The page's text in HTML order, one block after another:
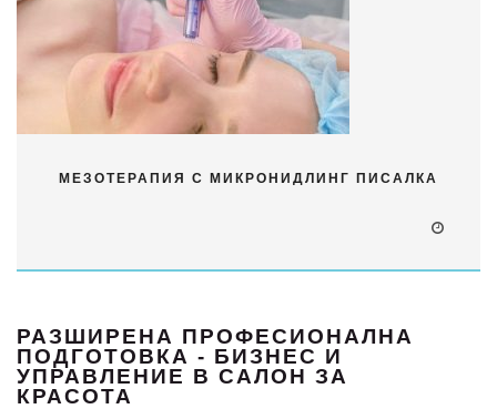
МЕЗОТЕРАПИЯ С МИКРОНИДЛИНГ ПИСАЛКА
РАЗШИРЕНА ПРОФЕСИОНАЛНА
ПОДГОТОВКА - БИЗНЕС И
УПРАВЛЕНИЕ В САЛОН ЗА
КРАСОТА